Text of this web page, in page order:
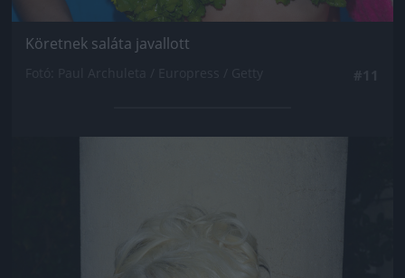
Köretnek saláta javallott